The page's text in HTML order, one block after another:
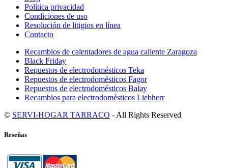
Política privacidad
Condiciones de uso
Resolución de litigios en línea
Contacto
Recambios de calentadores de agua caliente Zaragoza
Black Friday
Repuestos de electrodomésticos Teka
Repuestos de electrodomésticos Fagor
Repuestos de electrodomésticos Balay
Recambios para electrodomésticos Liebherr
© SERVI-HOGAR TARRACO - All Rights Reserved
Reseñas